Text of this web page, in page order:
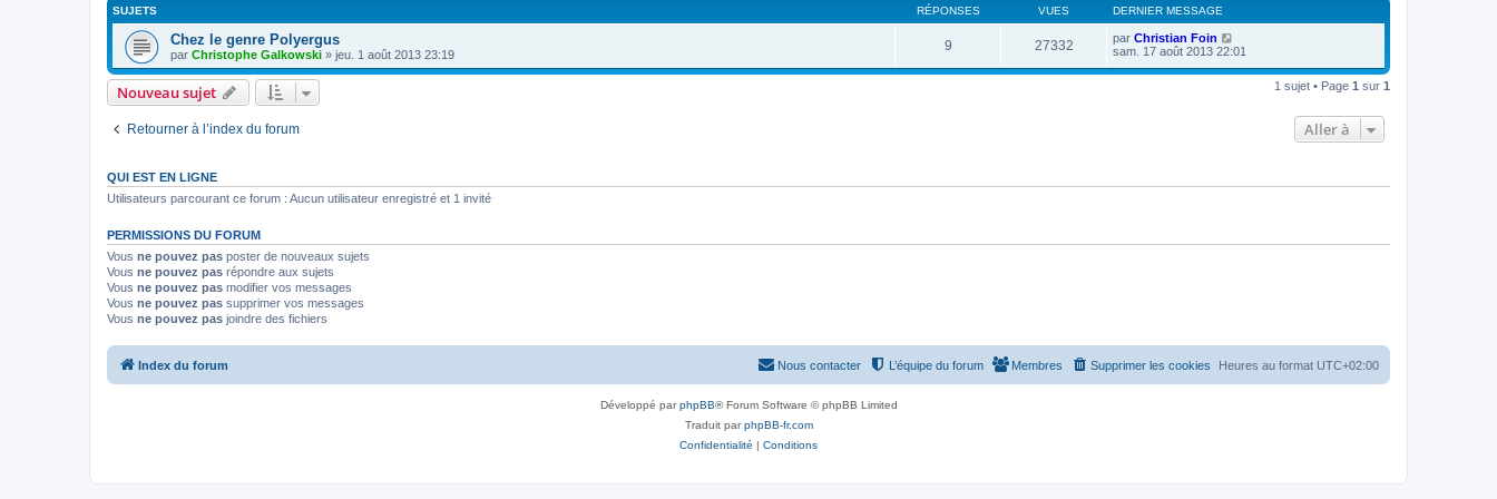
a
e
m
s
a
n
e
r
m
SUJETS RÉPONSES VUES DERNIER MESSAGE
Chez le genre Polyergus
par Christophe Galkowski » jeu. 1 août 2013 23:19
9 27332 par Christian Foin
sam. 17 août 2013 22:01
Nouveau sujet 1 sujet • Page 1 sur 1
Retourner à l’index du forum Aller à
QUI EST EN LIGNE
Utilisateurs parcourant ce forum : Aucun utilisateur enregistré et 1 invité
PERMISSIONS DU FORUM
Vous ne pouvez pas poster de nouveaux sujets
Vous ne pouvez pas répondre aux sujets
Vous ne pouvez pas modifier vos messages
Vous ne pouvez pas supprimer vos messages
Vous ne pouvez pas joindre des fichiers
Index du forum Heures au format UTC+02:00
Supprimer les cookies
Membres
L’équipe du forum
Nous contacter
Développé parphpBB® Forum Software © phpBB Limited
Traduit parphpBB-fr.com
Confidentialité | Conditions